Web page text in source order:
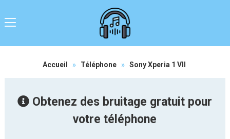
Accueil » Téléphone » Sony Xperia 1 VII
Obtenez des bruitage gratuit pour
votre téléphone